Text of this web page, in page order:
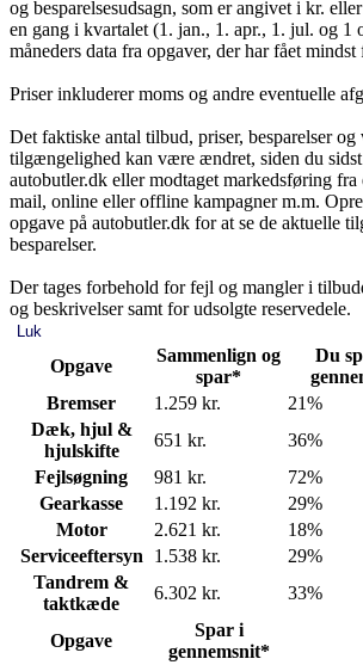
og besparelsesudsagn, som er angivet i kr.
en gang i kvartalet (1. jan., 1. apr., 1. jul. og 1
måneders data fra opgaver, der har fået
Priser inkluderer moms og andre eventuelle
Det faktiske antal tilbud, priser, besparelser og
tilgængelighed kan være ændret, siden du sidst
autobutler.dk eller modtaget markedsføring fra
mail, online eller offline kampagner m.m.
opgave på autobutler.dk for at se de aktuelle
besparelser.
Der tages forbehold for fejl og mangler i
og beskrivelser samt for udsolgte reservedele.
Luk
Opgave
Sammenlign og
spar*
Du
Bremser
1.259 kr. 21%
Dæk, hjul &
hjulskifte
651 kr. 36%
Fejlsøgning
981 kr. 72%
Gearkasse
1.192 kr. 29%
Motor
2.621 kr. 18%
Serviceeftersyn
1.538 kr. 29%
Tandrem &
taktkæde
6.302 kr. 33%
Opgave
Spar i
gennemsnit*